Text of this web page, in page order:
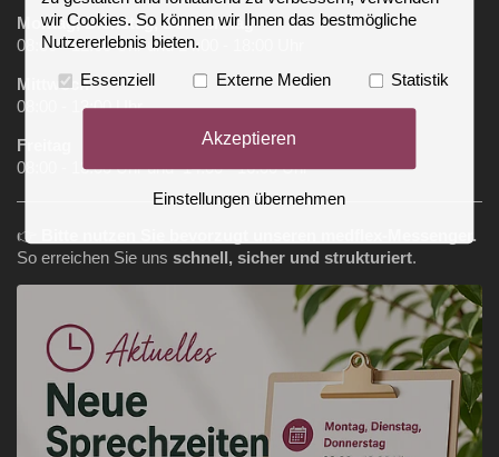
Montag, Dienstag, Donnerstag
08:00 - 12:00 Uhr und 14:00 - 18:00 Uhr
Mittwoch
08:00 - 13:00 Uhr
Freitag
08:00 - 13:00 Uhr und 14:00 - 16:00 Uhr
👉
Bitte nutzen Sie bevorzugt unseren medflex‑Messenger.
So erreichen Sie uns schnell, sicher und strukturiert.
wir Cookies. So können wir Ihnen das bestmögliche
Nutzererlebnis bieten.
Essenziell Externe Medien Statistik
Akzeptieren
Einstellungen übernehmen